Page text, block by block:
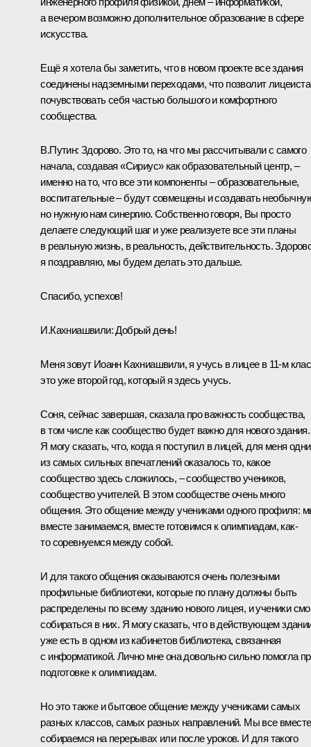
а вечером возможно дополнительное образование в сфере
искусства.
Ещё я хотела бы заметить, что в новом проекте все здания
соединены надземными переходами, что позволит
почувствовать себя частью большого и комфортного
сообщества.
В.Путин: Здорово. Это то, на что мы рассчитывали с самого
начала, создавая «Сириус» как образовательный центр, –
именно на то, что все эти компоненты – образовательные,
воспитательные – будут совмещены и создавать
но нужную нам синергию. Собственно говоря, Вы просто
делаете следующий шаг и уже реализуете все эти планы
в реальную жизнь, в реальность, действительность.
я поздравляю, мы будем делать это дальше.
Спасибо, успехов!
И.Кахниашвили:Добрый день!
Меня зовут Иоанн Кахниашвили, я учусь в лицее в 11-м
это уже второй год, который я здесь учусь.
Соня, сейчас завершая, сказала про важность сообщества,
в том числе как сообщество будет важно для нового здания.
Я могу сказать, что, когда я поступил в лицей, для меня
из самых сильных впечатлений оказалось то, какое
сообщество здесь сложилось, – сообщество учеников,
сообщество учителей. В этом сообществе очень много
общения. Это общение между учениками одного профиля:
вместе занимаемся, вместе готовимся к олимпиадам, как-
то соревнуемся между собой.
И для такого общения оказываются очень полезными
профильные библиотеки, которые по плану должны быть
распределены по всему зданию нового лицея, и ученики
собираться в них. Я могу сказать, что в действующем
уже есть в одном из кабинетов библиотека, связанная
с информатикой. Лично мне она довольно сильно помогла
подготовке к олимпиадам.
Но это также и бытовое общение между учениками самых
разных классов, самых разных направлений. Мы все вместе
собираемся на перерывах или после уроков. И для такого